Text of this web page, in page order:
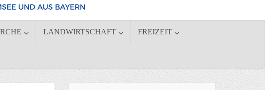
LANDWIRTSCHAFT FREIZEIT